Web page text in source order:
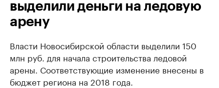
выделили деньги на ледовую
арену
Власти Новосибирской области выделили 150
млн руб. для начала строительства ледовой
арены. Соответствующие изменение внесены в
бюджет региона на 2018 года.